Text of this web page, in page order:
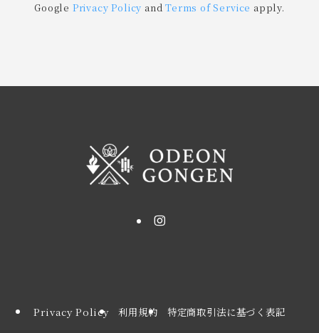
Google Privacy Policy andTerms of Service apply.
Privacy Policy 利用規約 特定商取引法に基づく表記